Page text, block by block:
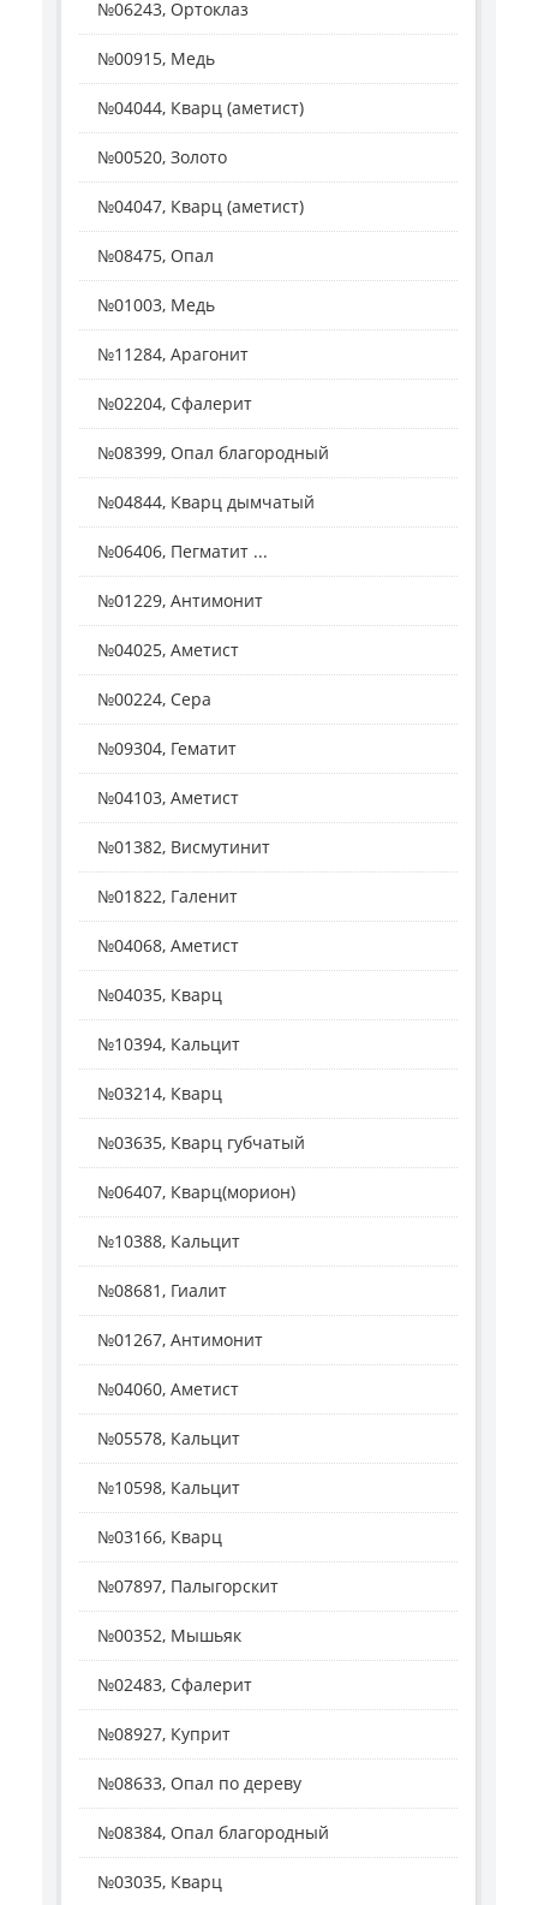
№06243, Ортоклаз
№00915, Медь
№04044, Кварц (аметист)
№00520, Золото
№04047, Кварц (аметист)
№08475, Опал
№01003, Медь
№11284, Арагонит
№02204, Сфалерит
№08399, Опал благородный
№04844, Кварц дымчатый
№06406, Пегматит ...
№01229, Антимонит
№04025, Аметист
№00224, Сера
№09304, Гематит
№04103, Аметист
№01382, Висмутинит
№01822, Галенит
№04068, Аметист
№04035, Кварц
№10394, Кальцит
№03214, Кварц
№03635, Кварц губчатый
№06407, Кварц(морион)
№10388, Кальцит
№08681, Гиалит
№01267, Антимонит
№04060, Аметист
№05578, Кальцит
№10598, Кальцит
№03166, Кварц
№07897, Палыгорскит
№00352, Мышьяк
№02483, Сфалерит
№08927, Куприт
№08633, Опал по дереву
№08384, Опал благородный
№03035, Кварц